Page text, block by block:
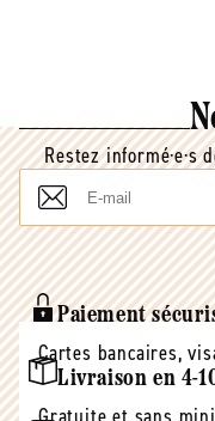
Restez informé·e·s
E-
mail
Paiement
Cartes bancaires,
Livraison en 4-